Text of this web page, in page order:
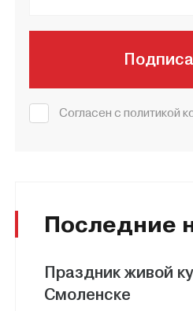
Согласен с политикой
Последние
Праздник живой
Смоленске